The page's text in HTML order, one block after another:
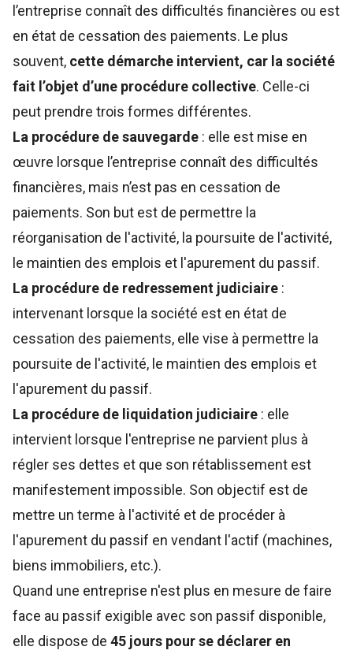
l’entreprise connaît des difficultés financières ou est
en état de cessation des paiements. Le plus
souvent, cette démarche intervient, car la société
fait l’objet d’une procédure collective. Celle-ci
peut prendre trois formes différentes.
La procédure de sauvegarde : elle est mise en
œuvre lorsque l’entreprise connaît des difficultés
financières, mais n’est pas en cessation de
paiements. Son but est de permettre la
réorganisation de l'activité, la poursuite de l'activité,
le maintien des emplois et l'apurement du passif.
La procédure de redressement judiciaire :
intervenant lorsque la société est en état de
cessation des paiements, elle vise à permettre la
poursuite de l'activité, le maintien des emplois et
l'apurement du passif.
La procédure de liquidation judiciaire : elle
intervient lorsque l'entreprise ne parvient plus à
régler ses dettes et que son rétablissement est
manifestement impossible. Son objectif est de
mettre un terme à l'activité et de procéder à
l'apurement du passif en vendant l'actif (machines,
biens immobiliers, etc.).
Quand une entreprise n'est plus en mesure de faire
face au passif exigible avec son passif disponible,
elle dispose de 45 jours pour se déclarer en